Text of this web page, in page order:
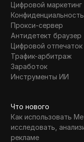
Цифровой маркетинг
Прокси-сервер
Антидетект браузер
Цифровой отпечаток
Трафик-арбитраж
Заработок
Инструменты ИИ
Что нового
Как использовать
исследовать,
рекламе